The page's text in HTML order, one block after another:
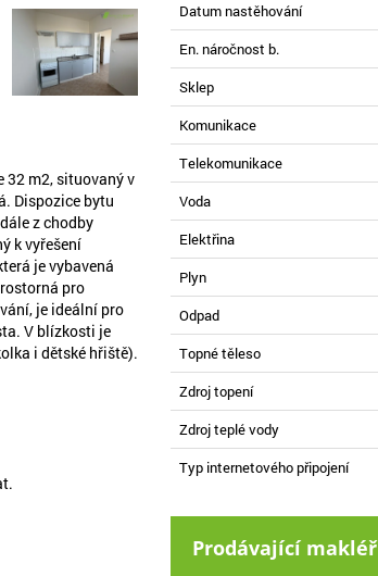
32 m2, situovaný v
Dispozice bytu
z chodby
k vyřešení
je vybavená
pro
je ideální pro
V blízkosti je
i dětské hřiště).
Datum nastěhování
En. náročnost b.
Sklep
Komunikace
Telekomunikace
Voda
Elektřina
Plyn
Odpad
Topné těleso
Zdroj topení
Zdroj teplé vody
Typ internetového připojení
Prodávající makléř